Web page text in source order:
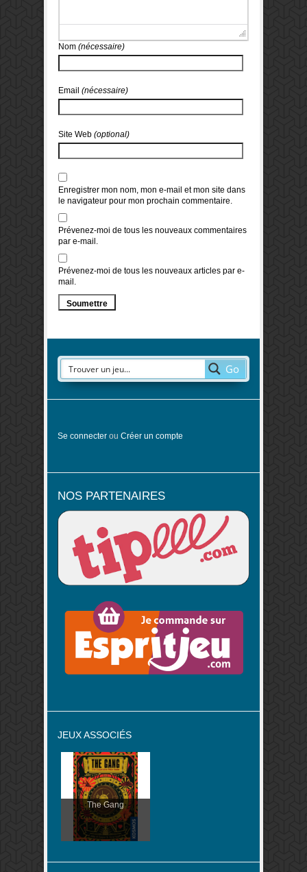
Nom (nécessaire)
Email (nécessaire)
Site Web (optional)
Enregistrer mon nom, mon e-mail et mon site dans
le navigateur pour mon prochain commentaire.
Prévenez-moi de tous les nouveaux commentaires
par e-mail.
Prévenez-moi de tous les nouveaux articles par e-
mail.
Go
Se connecter ou Créer un compte
NOS PARTENAIRES
JEUX ASSOCIÉS
The Gang